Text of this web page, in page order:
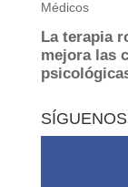
SÍGUENOS